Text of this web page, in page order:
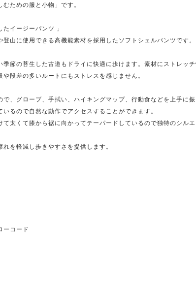
ための服と小物」です。
イージーパンツ 」
山に使用できる高機能素材を採用したソフトシェルパンツです。
節の苔生した古道もドライに快適に歩けます。素材にストレッ
段差の多いルートにもストレスを感じません。
、グローブ、手拭い、ハイキングマップ、行動食などを上手に
るので自然な動作でアクセスすることができます。
太くて膝から裾に向かってテーパードしているので独特のシル
を軽減し歩きやすさを提供します。
ーコード